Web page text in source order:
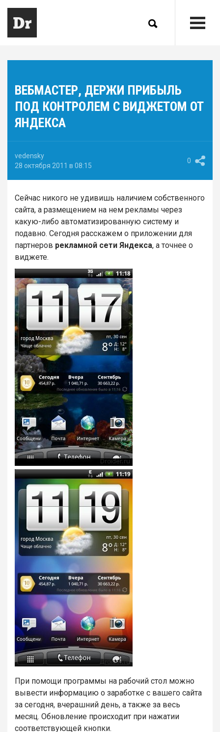
ВЕБМАСТЕР, ДЕРЖИ ПРИБЫЛЬ
ПОД КОНТРОЛЕМ С ВИДЖЕТОМ ОТ
ЯНДЕКСА
vedensky
28 октября 2011 в 08:15
0
Сейчас никого не удивишь наличием собственного
сайта, а размещением на нем рекламы через
какую-либо автоматизированную систему и
подавно. Сегодня расскажем о приложении для
партнеров рекламной сети Яндекса, а точнее о
виджете.
При помощи программы на рабочий стол можно
вывести информацию о заработке с вашего сайта
за сегодня, вчерашний день, а также за весь
месяц. Обновление происходит при нажатии
соответствующей кнопки.